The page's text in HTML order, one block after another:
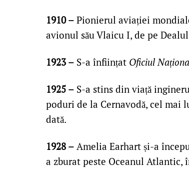
1910 – Pionierul aviației
avionul său Vlaicu I, de pe
1923 – S-a înființat Oficiul
1925 – S-a stins din viață
poduri de la Cernavodă, cel mai
dată.
1928 – Amelia Earhart și-a
a zburat peste Oceanul Atlantic,